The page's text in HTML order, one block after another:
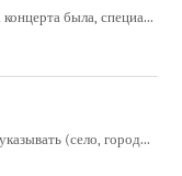
была, специа...
(село, город...